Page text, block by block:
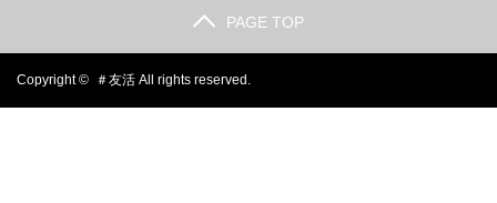
PAGE TOP
Copyright © ＃友活 All rights reserved.